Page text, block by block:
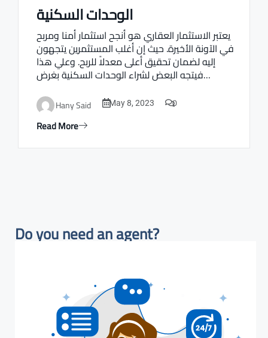
Real estate Estate ville
الوحدات السكنية
يعتبر الاستثمار العقاري هو أنجح استثمار أمنا ومربح
في الآونة الأخيرة. حيث إن أغلب المستثمرين يتجهون
إليه لضمان تحقيق أعلى معدلاً للربح. وعلي هذا
فيتجه البعض لشراء الوحدات السكنية بغرض…
Hany Said May 8, 2023 0
Read More
Do you need an agent?​